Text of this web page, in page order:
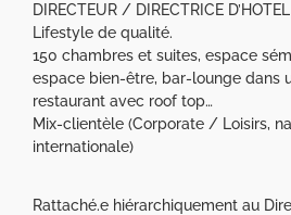
DIRECTEUR / DIRECTRICE
Lifestyle de qualité.
150 chambres et suites, espace
espace bien-être, bar-lounge dans
restaurant avec roof top…
Mix-clientèle (Corporate / Loisirs,
internationale)
Rattaché.e hiérarchiquement au